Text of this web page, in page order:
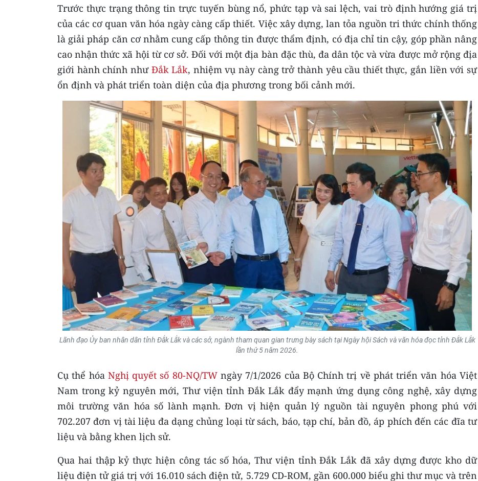
Trước thực trạng thông tin trực tuyến bùng nổ, phức tạp và sai lệch, vai trò định hướng giá trị
của các cơ quan văn hóa ngày càng cấp thiết. Việc xây dựng, lan tỏa nguồn tri thức chính thống
là giải pháp căn cơ nhằm cung cấp thông tin được thẩm định, có địa chỉ tin cậy, góp phần nâng
cao nhận thức xã hội từ cơ sở. Đối với một địa bàn đặc thù, đa dân tộc và vừa được mở rộng địa
giới hành chính như Đắk Lắk, nhiệm vụ này càng trở thành yêu cầu thiết thực, gắn liền với sự
ổn định và phát triển toàn diện của địa phương trong bối cảnh mới.
Lãnh đạo Ủy ban nhân dân tỉnh Đắk Lắk và các sở, ngành tham quan gian trưng bày sách tại Ngày hội Sách và văn hóa đọc tỉnh Đắk Lắk
lần thứ 5 năm 2026.
Cụ thể hóa Nghị quyết số 80-NQ/TWngày 7/1/2026 của Bộ Chính trị về phát triển văn hóa Việt
Nam trong kỷ nguyên mới, Thư viện tỉnh Đắk Lắk đẩy mạnh ứng dụng công nghệ, xây dựng
môi trường văn hóa số lành mạnh. Đơn vị hiện quản lý nguồn tài nguyên phong phú với
702.207 đơn vị tài liệu đa dạng chủng loại từ sách, báo, tạp chí, bản đồ, áp phích đến các đĩa tư
liệu và bằng khen lịch sử.
Qua hai thập kỷ thực hiện công tác số hóa, Thư viện tỉnh Đắk Lắk đã xây dựng được kho dữ
liệu điện tử giá trị với 16.010 sách điện tử, 5.729 CD-ROM, gần 600.000 biểu ghi thư mục và trên